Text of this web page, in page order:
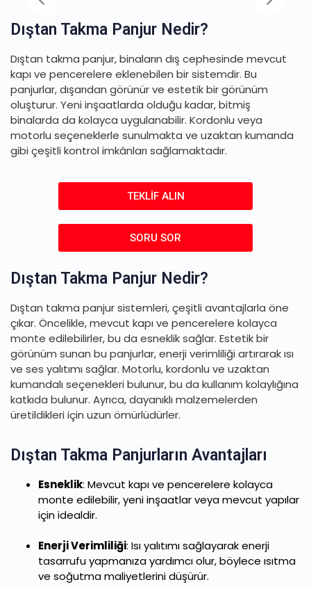
Dıştan Takma Panjur Nedir?
Dıştan takma panjur, binaların dış cephesinde mevcut
kapı ve pencerelere eklenebilen bir sistemdir. Bu
panjurlar, dışarıdan görünür ve estetik bir görünüm
oluşturur. Yeni inşaatlarda olduğu kadar, bitmiş
binalarda da kolayca uygulanabilir. Kordonlu veya
motorlu seçeneklerle sunulmakta ve uzaktan kumanda
gibi çeşitli kontrol imkânları sağlamaktadır.
TEKLİF ALIN
SORU SOR
Dıştan Takma Panjur Nedir?
Dıştan takma panjur sistemleri, çeşitli avantajlarla öne
çıkar. Öncelikle, mevcut kapı ve pencerelere kolayca
monte edilebilirler, bu da esneklik sağlar. Estetik bir
görünüm sunan bu panjurlar, enerji verimliliği artırarak ısı
ve ses yalıtımı sağlar. Motorlu, kordonlu ve uzaktan
kumandalı seçenekleri bulunur, bu da kullanım kolaylığına
katkıda bulunur. Ayrıca, dayanıklı malzemelerden
üretildikleri için uzun ömürlüdürler.
Dıştan Takma Panjurların Avantajları
Esneklik: Mevcut kapı ve pencerelere kolayca
monte edilebilir, yeni inşaatlar veya mevcut yapılar
için idealdir.
Enerji Verimliliği: Isı yalıtımı sağlayarak enerji
tasarrufu yapmanıza yardımcı olur, böylece ısıtma
ve soğutma maliyetlerini düşürür.